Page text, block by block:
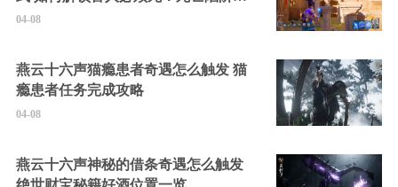
的隐藏角色
04-08
燕云十六声猫瘾患者奇遇怎么触发 猫
瘾患者任务完成攻略
04-08
燕云十六声神秘的借条奇遇怎么触发